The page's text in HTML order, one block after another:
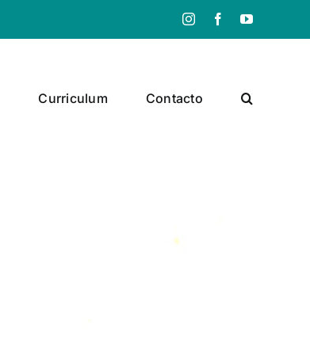
InstagramFacebookYouTube
Curriculum Contacto